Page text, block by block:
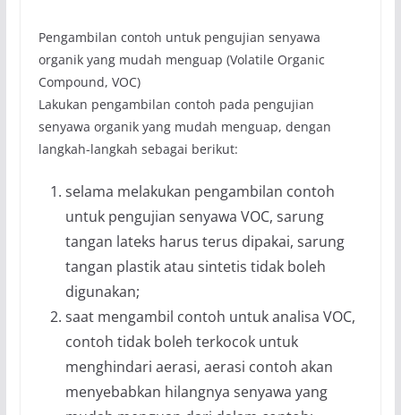
Pengambilan contoh untuk pengujian senyawa
organik yang mudah menguap (Volatile Organic
Compound, VOC)
Lakukan pengambilan contoh pada pengujian
senyawa organik yang mudah menguap, dengan
langkah-langkah sebagai berikut:
selama melakukan pengambilan contoh
untuk pengujian senyawa VOC, sarung
tangan lateks harus terus dipakai, sarung
tangan plastik atau sintetis tidak boleh
digunakan;
saat mengambil contoh untuk analisa VOC,
contoh tidak boleh terkocok untuk
menghindari aerasi, aerasi contoh akan
menyebabkan hilangnya senyawa yang